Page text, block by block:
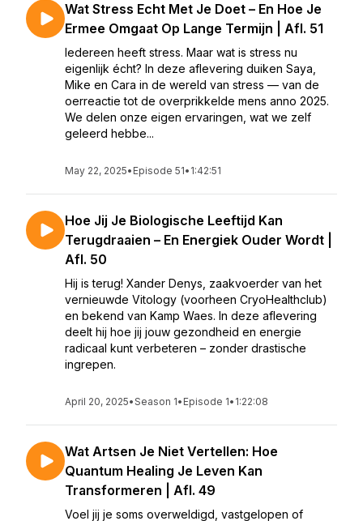
Wat Stress Echt Met Je Doet – En Hoe Je
Ermee Omgaat Op Lange Termijn | Afl. 51
Iedereen heeft stress. Maar wat is stress nu
eigenlijk écht? In deze aflevering duiken Saya,
Mike en Cara in de wereld van stress — van de
oerreactie tot de overprikkelde mens anno 2025.
We delen onze eigen ervaringen, wat we zelf
geleerd hebbe...
May 22, 2025• Episode 51• 1:42:51
Hoe Jij Je Biologische Leeftijd Kan
Terugdraaien – En Energiek Ouder Wordt |
Afl. 50
Hij is terug! Xander Denys, zaakvoerder van het
vernieuwde Vitology (voorheen CryoHealthclub)
en bekend van Kamp Waes. In deze aflevering
deelt hij hoe jij jouw gezondheid en energie
radicaal kunt verbeteren – zonder drastische
ingrepen.
April 20, 2025•Season 1• Episode 1• 1:22:08
Wat Artsen Je Niet Vertellen: Hoe
Quantum Healing Je Leven Kan
Transformeren | Afl. 49
Voel jij je soms overweldigd, vastgelopen of